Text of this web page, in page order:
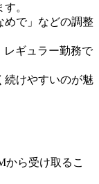
。
めで」などの調整
レギュラー勤務で
続けやすいのが魅
から受け取るこ